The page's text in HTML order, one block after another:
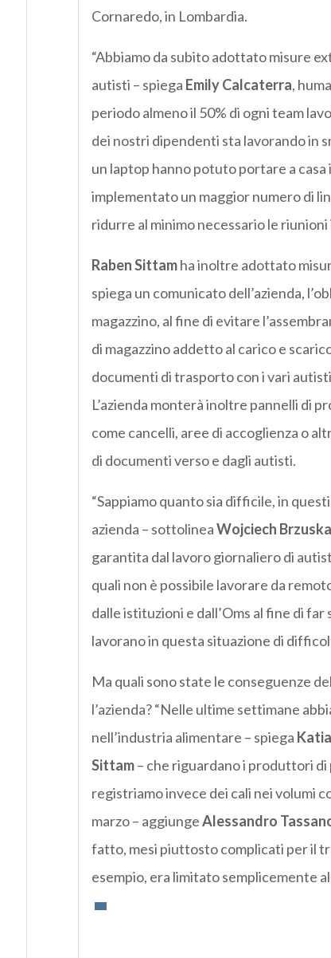
Cornaredo, in Lombardia.
“Abbiamo da subito adottato misure
autisti – spiega Emily Calcaterra,
periodo almeno il 50% di ogni team
dei nostri dipendenti sta lavorando in
un laptop hanno potuto portare a
implementato un maggior numero di
ridurre al minimo necessario le riunioni
Raben Sittamha inoltre adottato
spiega un comunicato dell’azienda,
magazzino, al fine di evitare
di magazzino addetto al carico e
documenti di trasporto con i vari
L’azienda monterà inoltre pannelli di
come cancelli, aree di accoglienza o
di documenti verso e dagli autisti.
“Sappiamo quanto sia difficile, in
azienda – sottolineaWojciech Brzuska
garantita dal lavoro giornaliero di
quali non è possibile lavorare da
dalle istituzioni e dall’Oms al fine di
lavorano in questa situazione di
Ma quali sono state le conseguenze
l’azienda? “Nelle ultime settimane
nell’industria alimentare – spiega
Sittam– che riguardano i produttori di
registriamo invece dei cali nei volumi
marzo – aggiungeAlessandro
fatto, mesi piuttosto complicati per il
esempio, era limitato semplicemente